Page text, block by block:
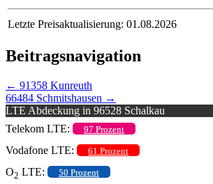
Letzte Preisaktualisierung: 01.08.2026
Beitragsnavigation
← 91358 Kunreuth
66484 Schmitshausen →
LTE Abdeckung in 96528 Schalkau
Telekom LTE:
97 Prozent
Vodafone LTE: 61 Prozent
O2 LTE: 50 Prozent